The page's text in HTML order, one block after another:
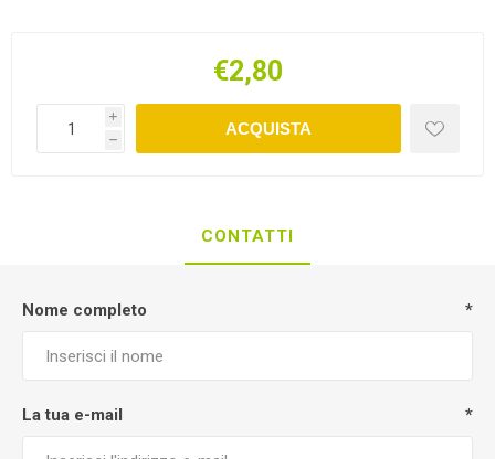
€2,80
i
h
ACQUISTA
CONTATTI
Nome completo *
La tua e-mail *